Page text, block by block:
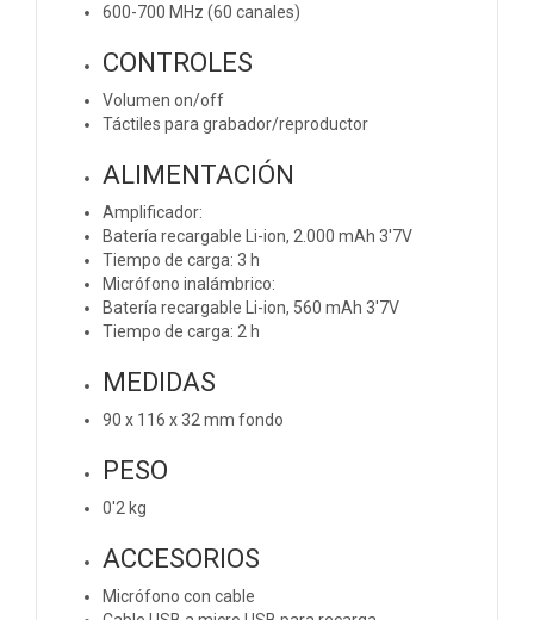
600-700 MHz (60 canales)
CONTROLES
Volumen on/off
Táctiles para grabador/reproductor
ALIMENTACIÓN
Amplificador:
Batería recargable Li-ion, 2.000 mAh 3'7V
Tiempo de carga: 3 h
Micrófono inalámbrico:
Batería recargable Li-ion, 560 mAh 3'7V
Tiempo de carga: 2 h
MEDIDAS
90 x 116 x 32 mm fondo
PESO
0'2 kg
ACCESORIOS
Micrófono con cable